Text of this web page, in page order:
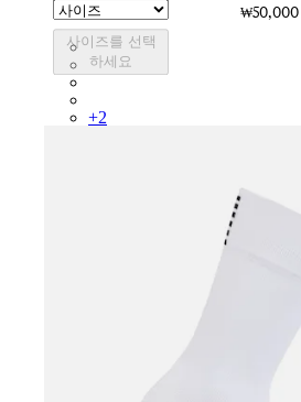
사이즈를 선택
하세요
₩50,000
RCP10XXBLW
RCP10XXRWL
RCP10XXSNV
+2